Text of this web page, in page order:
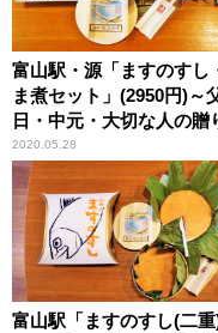
富山駅・源「ますのすし
ま煮セット」(2950円)～
日・中元・大切な人の贈
にも駅弁！ 源の通信販売
2020.05.28
富山駅「ますのすし(二重)